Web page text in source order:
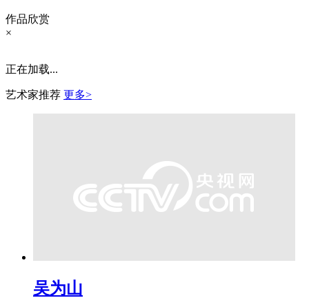
作品欣赏
×
正在加载...
艺术家推荐 更多>
吴为山